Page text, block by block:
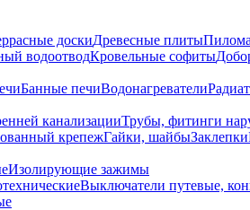
доскиДревесные плиты
водоотводКровельные софиты
Банные печиВодонагреватели
канализацииТрубы, фитинги
крепежГайки, шайбыЗаклепки
Изолирующие зажимы
Выключатели путевые,